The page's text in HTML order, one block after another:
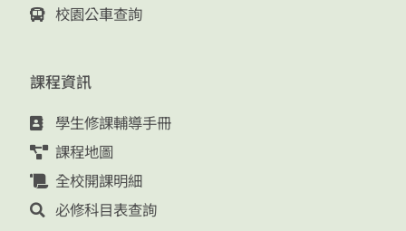
校園公車查詢
課程資訊
學生修課輔導手冊
課程地圖
全校開課明細
必修科目表查詢